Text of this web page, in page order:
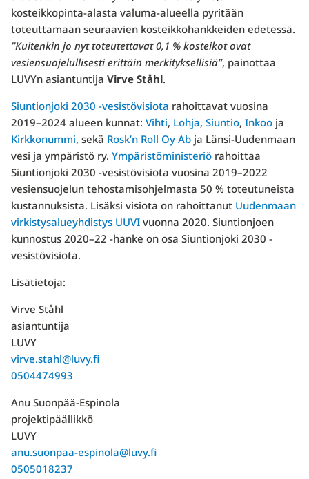
kosteikkopinta-alasta valuma-alueella pyritään
toteuttamaan seuraavien kosteikkohankkeiden edetessä.
”Kuitenkin jo nyt toteutettavat 0,1 % kosteikot ovat
vesiensuojelullisesti erittäin merkityksellisiä”, painottaa
LUVYn asiantuntija Virve Ståhl.
Siuntionjoki 2030 -vesistövisiota rahoittavat vuosina
2019–2024 alueen kunnat: Vihti, Lohja, Siuntio, Inkooja
Kirkkonummi, sekä Rosk’n Roll Oy Abja Länsi-Uudenmaan
vesi ja ympäristö ry. Ympäristöministeriörahoittaa
Siuntionjoki 2030 -vesistövisiota vuosina 2019–2022
vesiensuojelun tehostamisohjelmasta 50 % toteutuneista
kustannuksista. Lisäksi visiota on rahoittanut Uudenmaan
virkistysalueyhdistys UUVIvuonna 2020. Siuntionjoen
kunnostus 2020–22 -hanke on osa Siuntionjoki 2030 -
vesistövisiota.
Lisätietoja:
Virve Ståhl
asiantuntija
LUVY
virve.stahl@luvy.fi
0504474993
Anu Suonpää-Espinola
projektipäällikkö
LUVY
anu.suonpaa-espinola@luvy.fi
0505018237